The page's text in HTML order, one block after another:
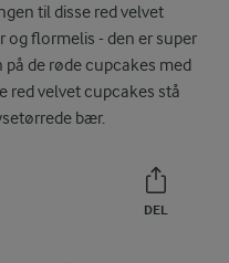
til disse red velvet
og flormelis - den er super
de røde cupcakes med
red velvet cupcakes stå
bær.
DEL